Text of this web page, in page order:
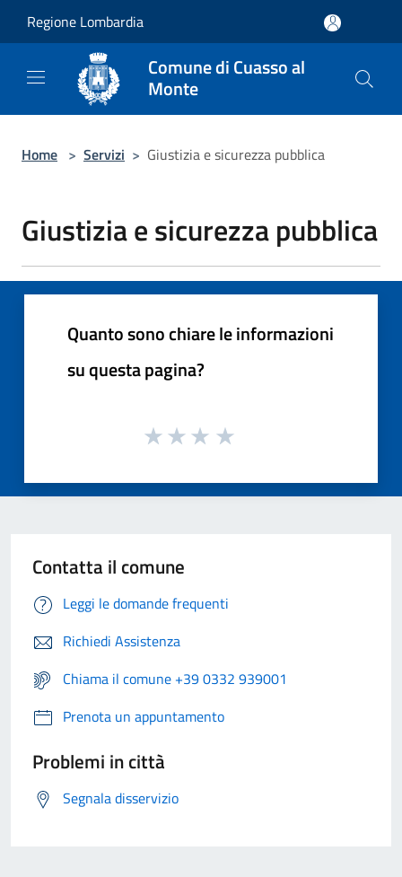
Regione Lombardia
Comune di Cuasso al
Monte
Home > Servizi > Giustizia e sicurezza pubblica
Giustizia e sicurezza pubblica
Quanto sono chiare le informazioni
su questa pagina?
Contatta il comune
Leggi le domande frequenti
Richiedi Assistenza
Chiama il comune +39 0332 939001
Prenota un appuntamento
Problemi in città
Segnala disservizio